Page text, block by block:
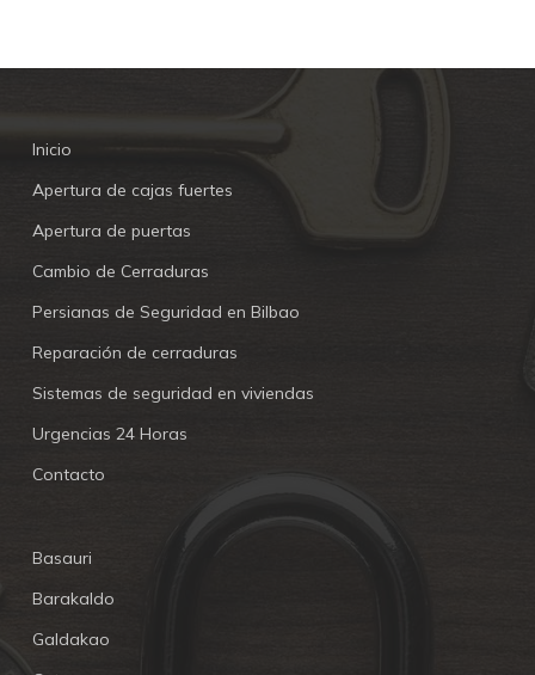
Inicio
Apertura de cajas fuertes
Apertura de puertas
Cambio de Cerraduras
Persianas de Seguridad en Bilbao
Reparación de cerraduras
Sistemas de seguridad en viviendas
Urgencias 24 Horas
Contacto
Basauri
Barakaldo
Galdakao